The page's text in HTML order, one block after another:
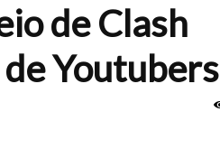
de Clash
de Youtubers